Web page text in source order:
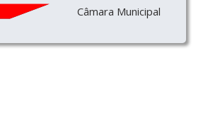
Câmara Municipal